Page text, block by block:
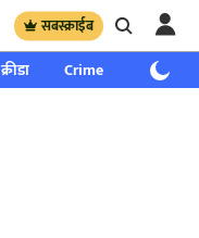
सबस्क्राईब
क्रीडा Crime साप्ताहिक